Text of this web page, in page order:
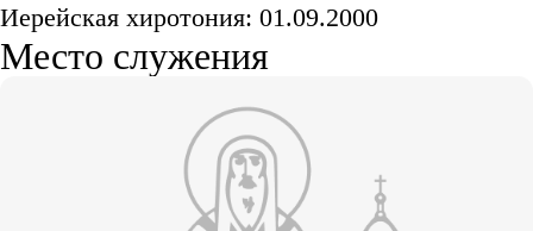
Иерейская хиротония: 01.09.2000
Место служения